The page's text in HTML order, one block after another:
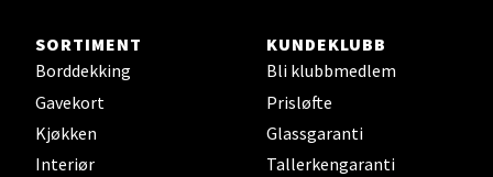
SORTIMENT
Borddekking
Gavekort
Kjøkken
Interiør
KUNDEKLUBB
Bli klubbmedlem
Prisløfte
Glassgaranti
Tallerkengaranti
Sandvika - Thon Senter Sandvika
Brodtkorbsgate 7, 1338 Sandvika
Åpent i dag 10-21